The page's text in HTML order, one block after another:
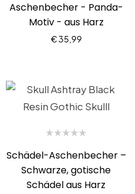
Aschenbecher - Panda-
Motiv - aus Harz
€35,99
Schädel-Aschenbecher –
Schwarze, gotische
Schädel aus Harz